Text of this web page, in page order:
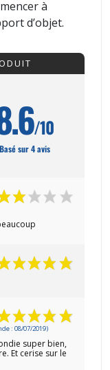
à
d’objet.
/10
Basé sur 4 avis
: 08/07/2019)
super bien,
Et cerise sur le